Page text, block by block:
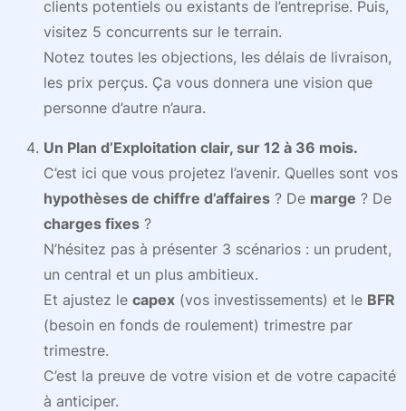
clients potentiels ou existants de l’entreprise. Puis,
visitez 5 concurrents sur le terrain.
Notez toutes les objections, les délais de livraison,
les prix perçus. Ça vous donnera une vision que
personne d’autre n’aura.
Un Plan d’Exploitation clair, sur 12 à 36 mois.
C’est ici que vous projetez l’avenir. Quelles sont vos
hypothèses de chiffre d’affaires ? De marge ? De
charges fixes ?
N’hésitez pas à présenter 3 scénarios : un prudent,
un central et un plus ambitieux.
Et ajustez le capex (vos investissements) et le BFR
(besoin en fonds de roulement) trimestre par
trimestre.
C’est la preuve de votre vision et de votre capacité
à anticiper.